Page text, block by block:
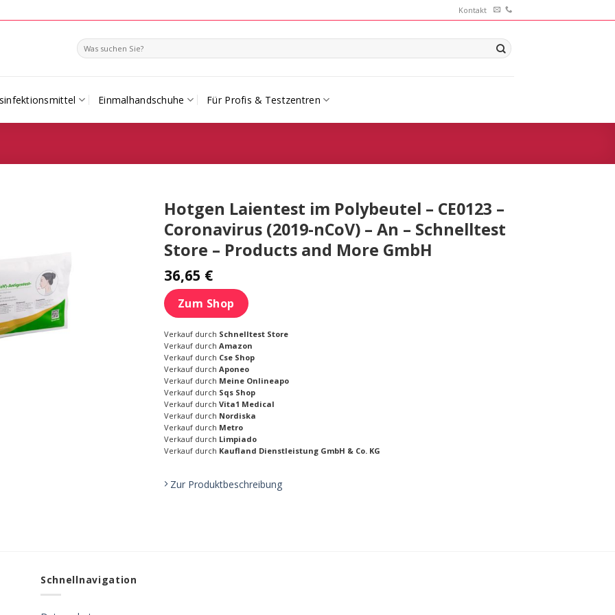
Kontakt
Search
for:
Einmalhandschuhe Für Profis & Testzentren
Hotgen Laientest im Polybeutel – CE0123 –
Coronavirus (2019-nCoV) – An – Schnelltest
Store – Products and More GmbH
36,65 €
Zum Shop
Verkauf durch Schnelltest Store
Verkauf durch Amazon
Verkauf durch Cse Shop
Verkauf durch Aponeo
Verkauf durch Meine Onlineapo
Verkauf durch Sqs Shop
Verkauf durch Vita1 Medical
Verkauf durch Nordiska
Verkauf durch Metro
Verkauf durch Limpiado
Verkauf durch Kaufland Dienstleistung GmbH & Co. KG
Zur Produktbeschreibung
Schnellnavigation